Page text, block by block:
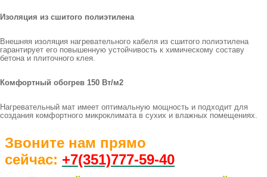
Изоляция из сшитого полиэтилена
Внешняя изоляция нагревательного кабеля из сшитого полиэтилена
гарантирует его повышенную устойчивость к химическому составу
бетона и плиточного клея.
Комфортный обогрев 150 Вт/м2
Нагревательный мат имеет оптимальную мощность и подходит для
создания комфортного микроклимата в сухих и влажных помещениях.
Звоните нам прямо
сейчас: +7(351)777-59-40